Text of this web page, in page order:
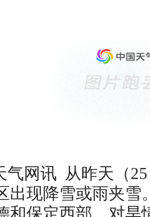
气网讯 从昨天（
出现降雪或雨夹雪